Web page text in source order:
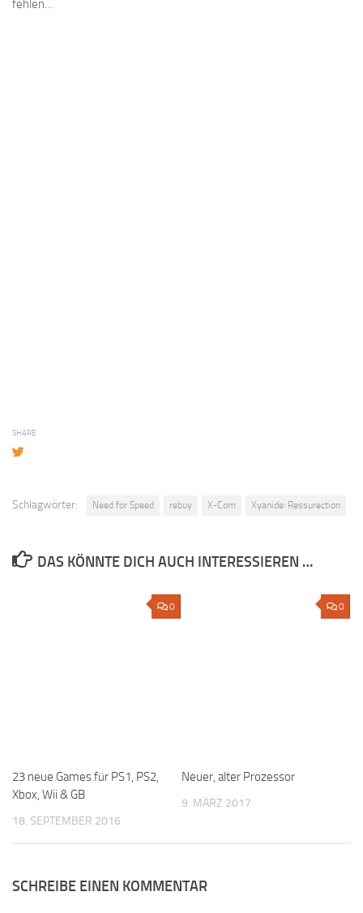
fehlen…
SHARE
Schlagwörter: Need for Speed rebuy X-Com Xyanide: Ressurection
DAS KÖNNTE DICH AUCH INTERESSIEREN …
0
23 neue Games für PS1, PS2,
Xbox, Wii & GB
18. SEPTEMBER 2016
0
Neuer, alter Prozessor
9. MÄRZ 2017
SCHREIBE EINEN KOMMENTAR